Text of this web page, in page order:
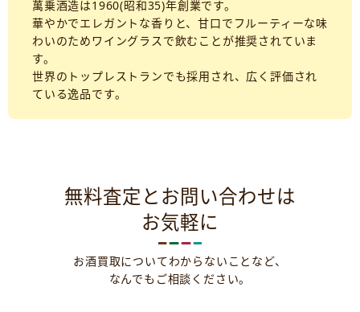
萬乗酒造は1960(昭和35)年創業です。
華やかでエレガントな香りと、甘口でフルーティーな味
わいのためワイングラスで飲むことが推奨されていま
す。
世界のトップレストランでも採用され、広く評価され
ている逸品です。
無料査定とお問い合わせは
お気軽に
お酒買取についてわからないことなど、
なんでもご相談ください。